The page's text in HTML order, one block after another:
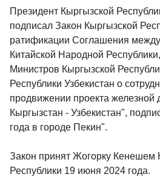
Президент Кыргызской
подписал Закон Кыргызской
ратификации Соглашения
Китайской Народной
Министров Кыргызской
Республики Узбекистан о
продвижении проекта железной
Кыргызстан - Узбекистан",
года в городе Пекин".
Закон принят Жогорку Кенешем
Республики 19 июня 2024 года.